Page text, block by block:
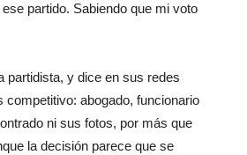
partido. Sabiendo que mi voto
partidista, y dice en sus redes
abogado, funcionario
ni sus fotos, por más que
la decisión parece que se